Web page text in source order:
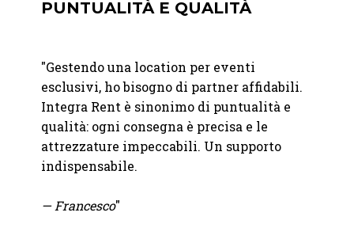
PUNTUALITÀ E QUALITÀ
"Gestendo una location per eventi
esclusivi, ho bisogno di partner affidabili.
Integra Rent è sinonimo di puntualità e
qualità: ogni consegna è precisa e le
attrezzature impeccabili. Un supporto
indispensabile.
— Francesco"